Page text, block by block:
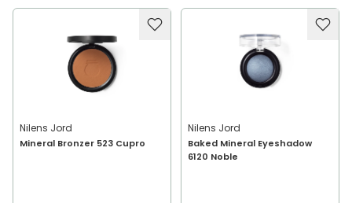
Nilens Jord
Mineral Bronzer 523 Cupro
Nilens Jord
Baked Mineral Eyeshadow
6120 Noble